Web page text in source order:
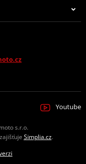
Youtube
s.r.o.
Simplia.cz.